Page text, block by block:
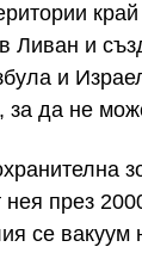
Ливан и
и
за да не
нея през
се вакуум